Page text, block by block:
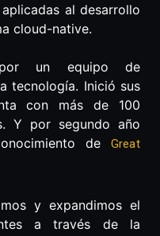
al desarrollo
cloud-native.
un equipo de
tecnología. Inició sus
con más de 100
Y por segundo año
de Great
y expandimos el
a través de la